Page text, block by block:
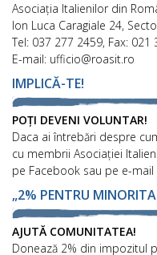
Asociaţia Italienilor din
Ion Luca Caragiale 24,
Tel: 037 277 2459, Fax: 021
E-mail: ufficio@roasit.ro
IMPLICĂ-TE!
POȚI DEVENI VOLUNTAR!
Daca ai întrebări despre
cu membrii Asociației
pe Facebook sau pe e-
„2% PENTRU
AJUTĂ COMUNITATEA!
Donează 2% din impozitul